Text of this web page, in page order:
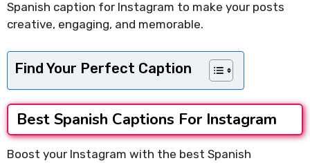
Spanish caption for Instagram to make your posts
creative, engaging, and memorable.
Find Your Perfect Caption
Best Spanish Captions For Instagram
Boost your Instagram with the best Spanish